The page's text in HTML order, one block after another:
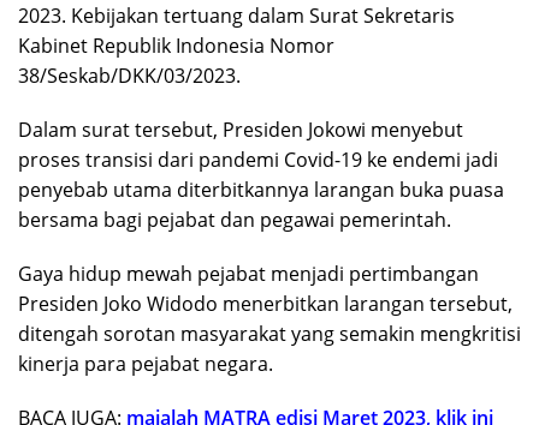
2023. Kebijakan tertuang dalam Surat Sekretaris
Kabinet Republik Indonesia Nomor
38/Seskab/DKK/03/2023.
Dalam surat tersebut, Presiden Jokowi menyebut
proses transisi dari pandemi Covid-19 ke endemi jadi
penyebab utama diterbitkannya larangan buka puasa
bersama bagi pejabat dan pegawai pemerintah.
Gaya hidup mewah pejabat menjadi pertimbangan
Presiden Joko Widodo menerbitkan larangan tersebut,
ditengah sorotan masyarakat yang semakin mengkritisi
kinerja para pejabat negara.
BACA JUGA: majalah MATRA edisi Maret 2023, klik ini